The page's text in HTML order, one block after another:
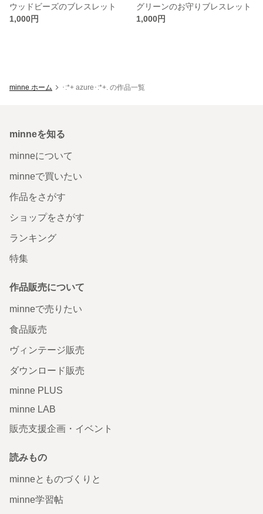
ウッドビーズのブレスレット
1,000円
グリーンのお守りブレスレット
1,000円
minne ホーム ･:*+ azure･:*+. の作品一覧
minneを知る
minneについて
minneで買いたい
作品をさがす
ショップをさがす
ランキング
特集
作品販売について
minneで売りたい
食品販売
ヴィンテージ販売
ダウンロード販売
minne PLUS
minne LAB
販売支援企画・イベント
読みもの
minneとものづくりと
minne学習帖